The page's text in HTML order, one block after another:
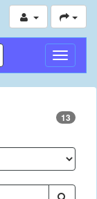
切
換
導
13